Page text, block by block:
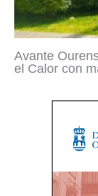
Avante
el Calor con